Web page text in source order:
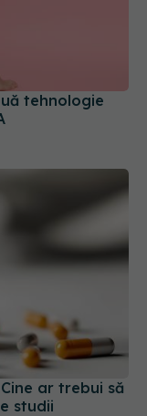
tehnologie
ar trebui să
studii